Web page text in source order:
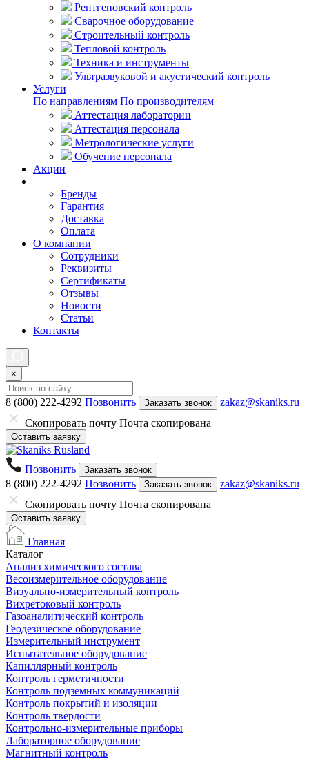
Рентгеновский контроль
Сварочное оборудование
Строительный контроль
Тепловой контроль
Техника и инструменты
Ультразвуковой и акустический контроль
Услуги
По направлениям По производителям
Аттестация лаборатории
Аттестация персонала
Метрологические услуги
Обучение персонала
Акции
Бренды
Гарантия
Доставка
Оплата
О компании
Сотрудники
Реквизиты
Сертификаты
Отзывы
Новости
Статьи
Контакты
×
8 (800) 222-4292 Позвонить Заказать звонок
zakaz@skaniks.ru
Скопировать почту Почта скопирована
Оставить заявку
Позвонить Заказать звонок
8 (800) 222-4292 Позвонить Заказать звонок
zakaz@skaniks.ru
Скопировать почту Почта скопирована
Оставить заявку
Главная
Каталог
Анализ химического состава
Весоизмерительное оборудование
Визуально-измерительный контроль
Вихретоковый контроль
Газоаналитический контроль
Геодезическое оборудование
Измерительный инструмент
Испытательное оборудование
Капиллярный контроль
Контроль герметичности
Контроль подземных коммуникаций
Контроль покрытий и изоляции
Контроль твердости
Контрольно-измерительные приборы
Лабораторное оборудование
Магнитный контроль